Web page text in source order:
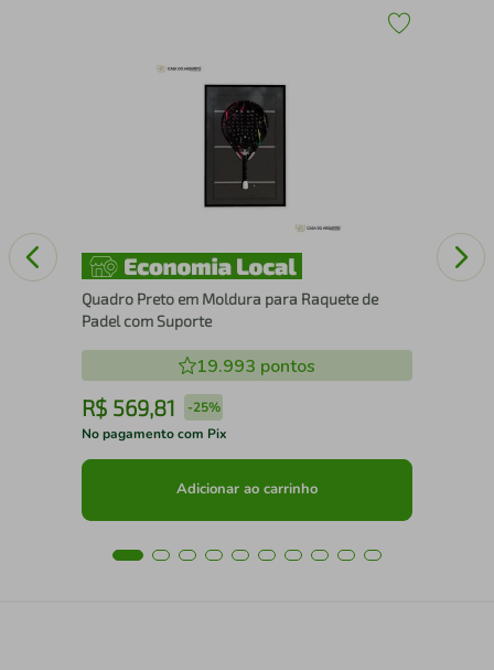
Quadro Preto em Moldura para Raquete de
Padel com Suporte
19.993 pontos
R$ 569,81 -25%
No pagamento com Pix
Adicionar ao carrinho